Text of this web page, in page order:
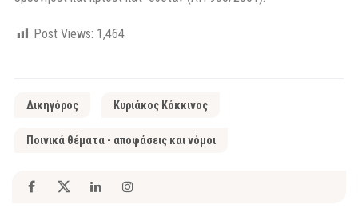
Post Views: 1,464
Δικηγόρος Κυριάκος Κόκκινος
Ποινικά θέματα - αποφάσεις και νόμοι